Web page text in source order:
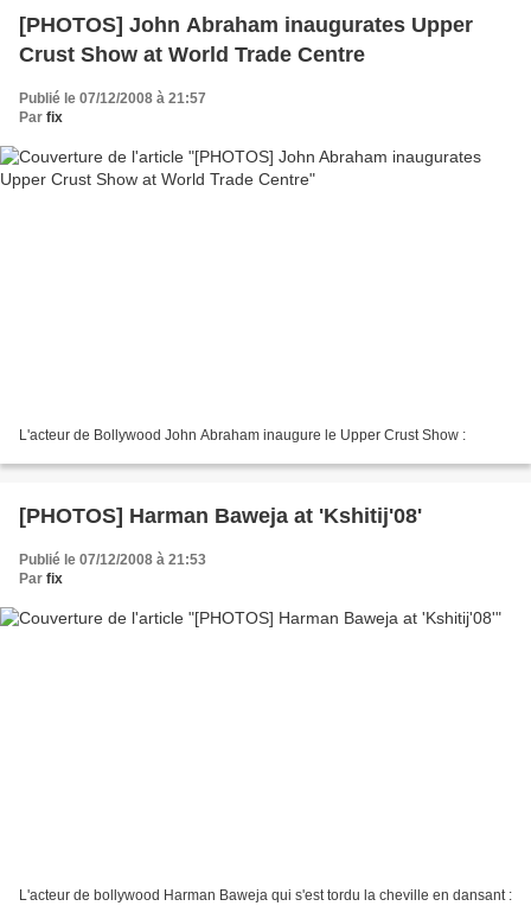
[PHOTOS] John Abraham inaugurates Upper
Crust Show at World Trade Centre
Publié le 07/12/2008 à 21:57
Par fix
L'acteur de Bollywood John Abraham inaugure le Upper Crust Show :
[PHOTOS] Harman Baweja at 'Kshitij'08'
Publié le 07/12/2008 à 21:53
Par fix
L'acteur de bollywood Harman Baweja qui s'est tordu la cheville en dansant :